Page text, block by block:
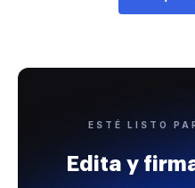
ESTÉ LISTO
Edita y